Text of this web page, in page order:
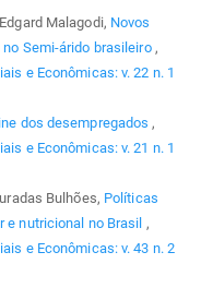
Malagodi, Novos
Semi-árido brasileiro ,
e Econômicas: v. 22 n. 1
dos desempregados ,
e Econômicas: v. 21 n. 1
Bulhões, Políticas
e nutricional no Brasil ,
e Econômicas: v. 43 n. 2